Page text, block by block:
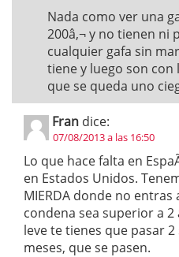
Nada como ver una
200â‚¬ y no tienen ni
cualquier gafa sin
tiene y luego son con
que se queda uno
Fran dice:
07/08/2013 a las 16:50
Lo que hace falta en
en Estados Unidos.
MIERDA donde no
condena sea superior a
leve te tienes que pasar 2
meses, que se pasen.